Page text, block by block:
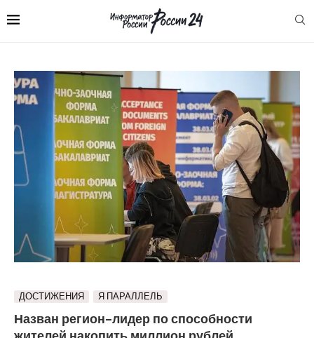
ДОСТИЖЕНИЯ Я ПАРАЛЛЕЛЬ
Назван регион-лидер по способности